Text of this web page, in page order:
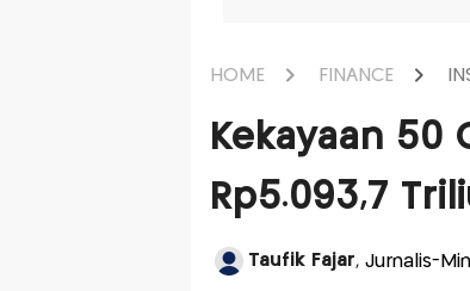
HOME FINANCE
Kekayaan 50
Rp5.093,7
Taufik Fajar, Jurnalis-